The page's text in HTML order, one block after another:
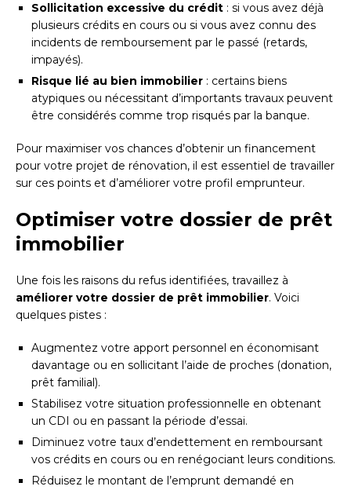
Sollicitation excessive du crédit : si vous avez déjà
plusieurs crédits en cours ou si vous avez connu des
incidents de remboursement par le passé (retards,
impayés).
Risque lié au bien immobilier : certains biens
atypiques ou nécessitant d’importants travaux peuvent
être considérés comme trop risqués par la banque.
Pour maximiser vos chances d’obtenir un financement
pour votre projet de rénovation, il est essentiel de travailler
sur ces points et d’améliorer votre profil emprunteur.
Optimiser votre dossier de prêt
immobilier
Une fois les raisons du refus identifiées, travaillez à
améliorer votre dossier de prêt immobilier. Voici
quelques pistes :
Augmentez votre apport personnel en économisant
davantage ou en sollicitant l’aide de proches (donation,
prêt familial).
Stabilisez votre situation professionnelle en obtenant
un CDI ou en passant la période d’essai.
Diminuez votre taux d’endettement en remboursant
vos crédits en cours ou en renégociant leurs conditions.
Réduisez le montant de l’emprunt demandé en